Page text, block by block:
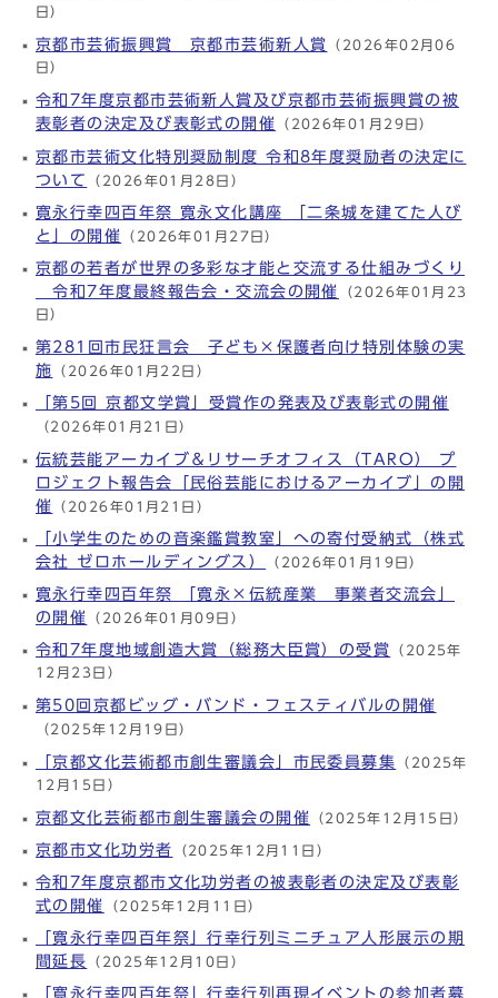
日）
京都市芸術振興賞 京都市芸術新人賞
（2026年02月06
日）
令和7年度京都市芸術新人賞及び京都市芸術振興賞の被
表彰者の決定及び表彰式の開催 （2026年01月29日）
京都市芸術文化特別奨励制度 令和8年度奨励者の決定に
ついて
（2026年01月28日）
寛永行幸四百年祭 寛永文化講座 「二条城を建てた人び
と」の開催
（2026年01月27日）
京都の若者が世界の多彩な才能と交流する仕組みづくり
令和7年度最終報告会・交流会の開催
（2026年01月23
日）
第281回市民狂言会 子ども×保護者向け特別体験の実
施
（2026年01月22日）
「第5回 京都文学賞」受賞作の発表及び表彰式の開催
（2026年01月21日）
伝統芸能アーカイブ＆リサーチオフィス（TARO） プ
ロジェクト報告会「民俗芸能におけるアーカイブ」の開
催
（2026年01月21日）
「小学生のための音楽鑑賞教室」への寄付受納式（株式
会社 ゼロホールディングス）
（2026年01月19日）
寛永行幸四百年祭 「寛永×伝統産業 事業者交流会」
の開催
（2026年01月09日）
令和7年度地域創造大賞（総務大臣賞）の受賞 （2025年
12月23日）
第50回京都ビッグ・バンド・フェスティバルの開催
（2025年12月19日）
「京都文化芸術都市創生審議会」市民委員募集 （2025年
12月15日）
京都文化芸術都市創生審議会の開催 （2025年12月15日）
京都市文化功労者 （2025年12月11日）
令和7年度京都市文化功労者の被表彰者の決定及び表彰
式の開催
（2025年12月11日）
「寛永行幸四百年祭」行幸行列ミニチュア人形展示の期
間延長
（2025年12月10日）
「寛永行幸四百年祭」行幸行列再現イベントの参加者募